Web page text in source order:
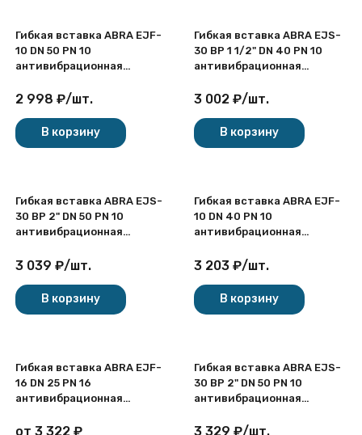
Гибкая вставка ABRA EJF-
10 DN 50 PN 10
антивибрационная
2 998 ₽/шт.
В корзину
Гибкая вставка ABRA EJS-
30 ВР 1 1/2" DN 40 PN 10
антивибрационная
3 002 ₽/шт.
В корзину
Гибкая вставка ABRA EJS-
30 ВР 2" DN 50 PN 10
антивибрационная
3 039 ₽/шт.
В корзину
Гибкая вставка ABRA EJF-
10 DN 40 PN 10
антивибрационная
3 203 ₽/шт.
В корзину
Гибкая вставка ABRA EJF-
16 DN 25 PN 16
антивибрационная
от 3 322 ₽
Гибкая вставка ABRA EJS-
30 ВР 2" DN 50 PN 10
антивибрационная
3 329 ₽/шт.